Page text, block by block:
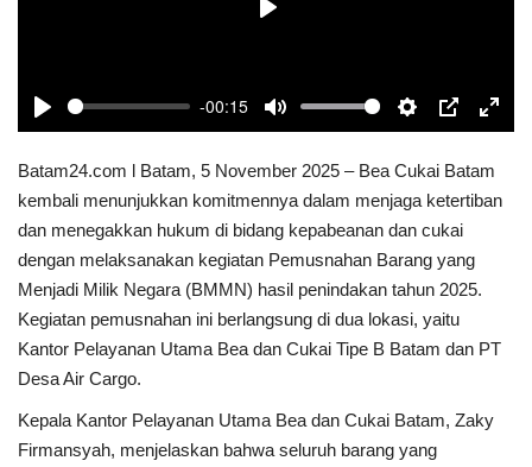
Religion
Opini
Play
-00:15
Mute
Settings
PIP
Enter
Batam24.com l Batam, 5 November 2025 – Bea Cukai Batam
kembali menunjukkan komitmennya dalam menjaga ketertiban
dan menegakkan hukum di bidang kepabeanan dan cukai
dengan melaksanakan kegiatan Pemusnahan Barang yang
Menjadi Milik Negara (BMMN) hasil penindakan tahun 2025.
Kegiatan pemusnahan ini berlangsung di dua lokasi, yaitu
Kantor Pelayanan Utama Bea dan Cukai Tipe B Batam dan PT
Desa Air Cargo.
Kepala Kantor Pelayanan Utama Bea dan Cukai Batam, Zaky
Firmansyah, menjelaskan bahwa seluruh barang yang